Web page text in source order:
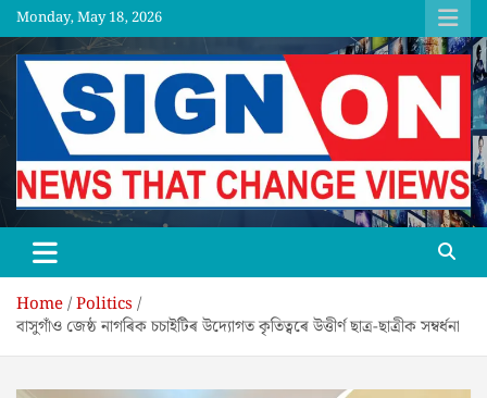
Skip
to
content
Monday, May 18, 2026
SGNON
Home Politics
বাসুগাঁও জেষ্ঠ নাগৰিক চচাইটিৰ উদ্যোগত কৃতিত্বৰে উত্তীৰ্ণ ছাত্ৰ-ছাত্ৰীক সম্বৰ্ধনা